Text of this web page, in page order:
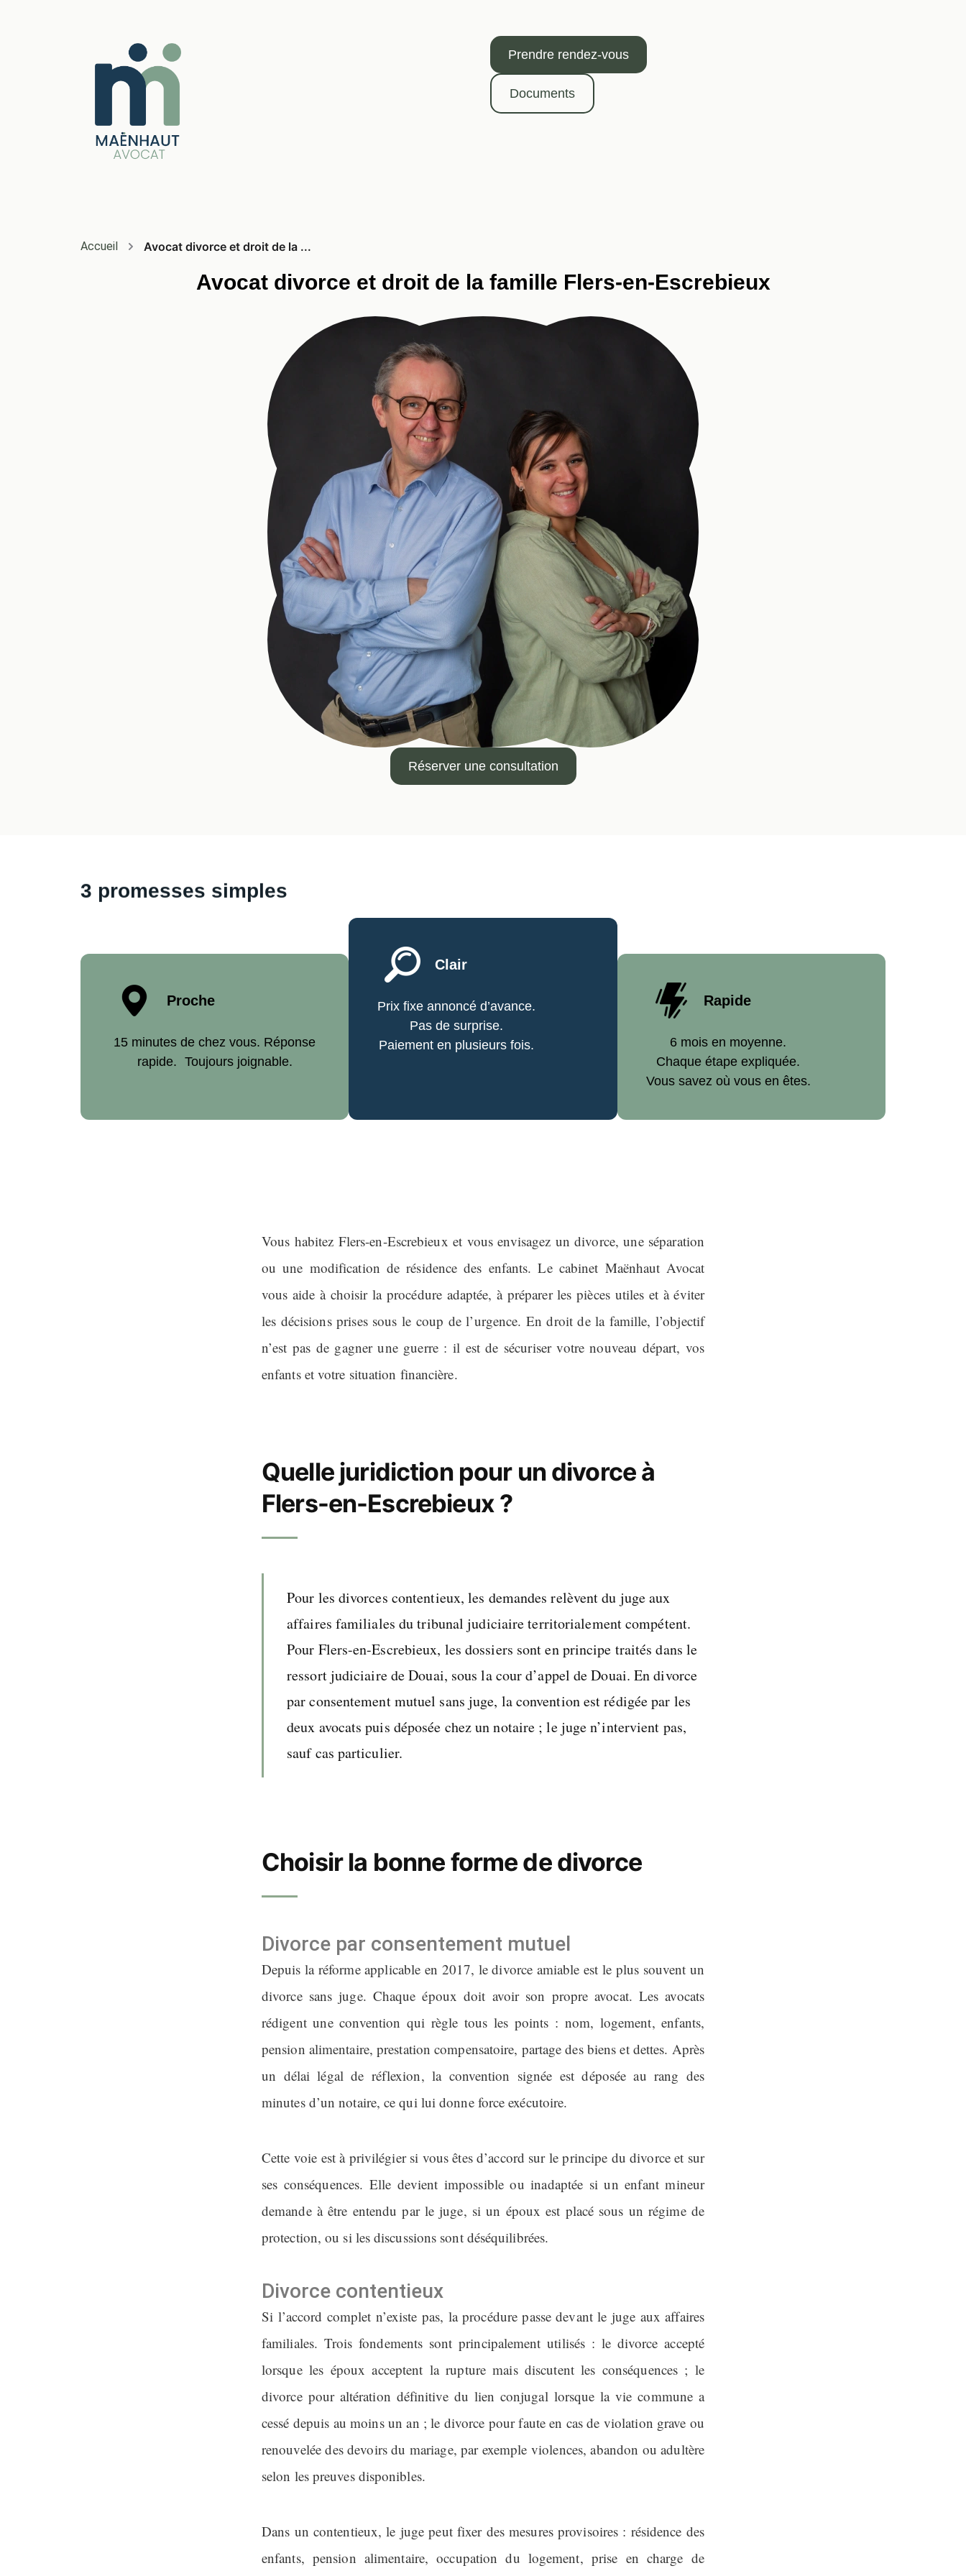
Prendre rendez-vous
Documents
Accueil Avocat divorce et droit de la ...
Avocat divorce et droit de la famille Flers-en-Escrebieux
Réserver une consultation
3 promesses simples
Proche
15 minutes de chez vous. Réponse
rapide. Toujours joignable.
Clair
Prix fixe annoncé d’avance.
Pas de surprise.
Paiement en plusieurs fois.
Rapide
6 mois en moyenne.
Chaque étape expliquée.
Vous savez où vous en êtes.
Vous habitez Flers-en-Escrebieux et vous envisagez un divorce, une séparation
ou une modification de résidence des enfants. Le cabinet Maënhaut Avocat
vous aide à choisir la procédure adaptée, à préparer les pièces utiles et à éviter
les décisions prises sous le coup de l’urgence. En droit de la famille, l’objectif
n’est pas de gagner une guerre : il est de sécuriser votre nouveau départ, vos
enfants et votre situation financière.
Quelle juridiction pour un divorce à
Flers-en-Escrebieux ?
Pour les divorces contentieux, les demandes relèvent du juge aux
affaires familiales du tribunal judiciaire territorialement compétent.
Pour Flers-en-Escrebieux, les dossiers sont en principe traités dans le
ressort judiciaire de Douai, sous la cour d’appel de Douai. En divorce
par consentement mutuel sans juge, la convention est rédigée par les
deux avocats puis déposée chez un notaire ; le juge n’intervient pas,
sauf cas particulier.
Choisir la bonne forme de divorce
Divorce par consentement mutuel
Depuis la réforme applicable en 2017, le divorce amiable est le plus souvent un
divorce sans juge. Chaque époux doit avoir son propre avocat. Les avocats
rédigent une convention qui règle tous les points : nom, logement, enfants,
pension alimentaire, prestation compensatoire, partage des biens et dettes. Après
un délai légal de réflexion, la convention signée est déposée au rang des
minutes d’un notaire, ce qui lui donne force exécutoire.
Cette voie est à privilégier si vous êtes d’accord sur le principe du divorce et sur
ses conséquences. Elle devient impossible ou inadaptée si un enfant mineur
demande à être entendu par le juge, si un époux est placé sous un régime de
protection, ou si les discussions sont déséquilibrées.
Divorce contentieux
Si l’accord complet n’existe pas, la procédure passe devant le juge aux affaires
familiales. Trois fondements sont principalement utilisés : le divorce accepté
lorsque les époux acceptent la rupture mais discutent les conséquences ; le
divorce pour altération définitive du lien conjugal lorsque la vie commune a
cessé depuis au moins un an ; le divorce pour faute en cas de violation grave ou
renouvelée des devoirs du mariage, par exemple violences, abandon ou adultère
selon les preuves disponibles.
Dans un contentieux, le juge peut fixer des mesures provisoires : résidence des
enfants, pension alimentaire, occupation du logement, prise en charge de